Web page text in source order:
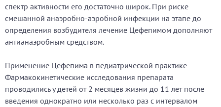
спектр активности его достаточно широк. При риске
смешанной анаэробно-аэробной инфекции на этапе до
определения возбудителя лечение Цефепимом дополняют
антианаэробным средством.
Применение Цефепима в педиатрической практике
Фармакокинетические исследования препарата
проводились у детей от 2 месяцев жизни до 11 лет после
введения однократно или несколько раз с интервалом